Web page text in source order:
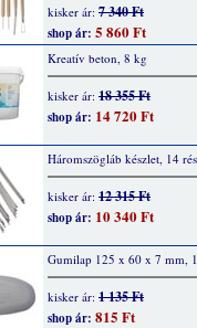
kisker ár: 7 340 Ft
shop ár: 5 860 Ft
Kreatív beton, 8 kg
kisker ár: 18 355 Ft
shop ár: 14 720 Ft
Háromszögláb készlet, 14
kisker ár: 12 315 Ft
shop ár: 10 340 Ft
Gumilap 125 x 60 x 7 mm,
kisker ár: 1 135 Ft
shop ár: 815 Ft